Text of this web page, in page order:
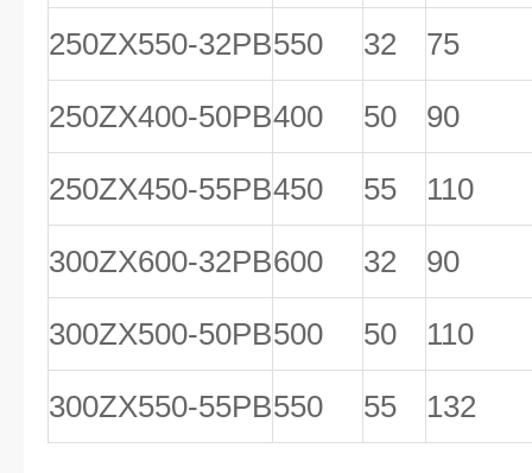
250ZX550-32PB550 32 75
250ZX400-50PB400 50 90
250ZX450-55PB450 55 110
300ZX600-32PB600 32 90
300ZX500-50PB500 50 110
300ZX550-55PB550 55 132